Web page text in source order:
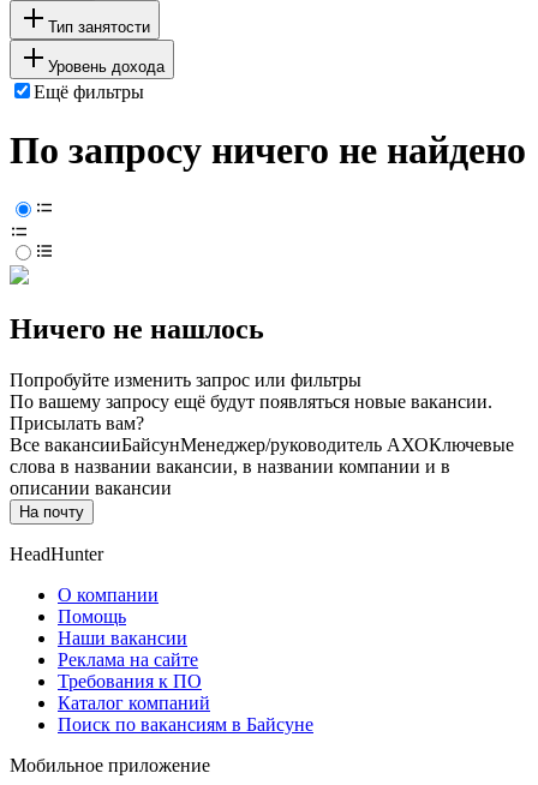
Тип занятости
Уровень дохода
Ещё фильтры
По запросу ничего не найдено
Ничего не нашлось
Попробуйте изменить запрос или фильтры
По вашему запросу ещё будут появляться новые вакансии.
Присылать вам?
Все вакансииБайсунМенеджер/руководитель АХОКлючевые
слова в названии вакансии, в названии компании и в
описании вакансии
На почту
HeadHunter
О компании
Помощь
Наши вакансии
Реклама на сайте
Требования к ПО
Каталог компаний
Поиск по вакансиям в Байсуне
Мобильное приложение